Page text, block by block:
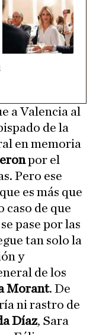
a Valencia al
de la
en memoria
por el
Pero ese
es más que
caso de que
pase por las
tan solo la
y
de los
Morant. De
ni rastro de
Díaz, Sara